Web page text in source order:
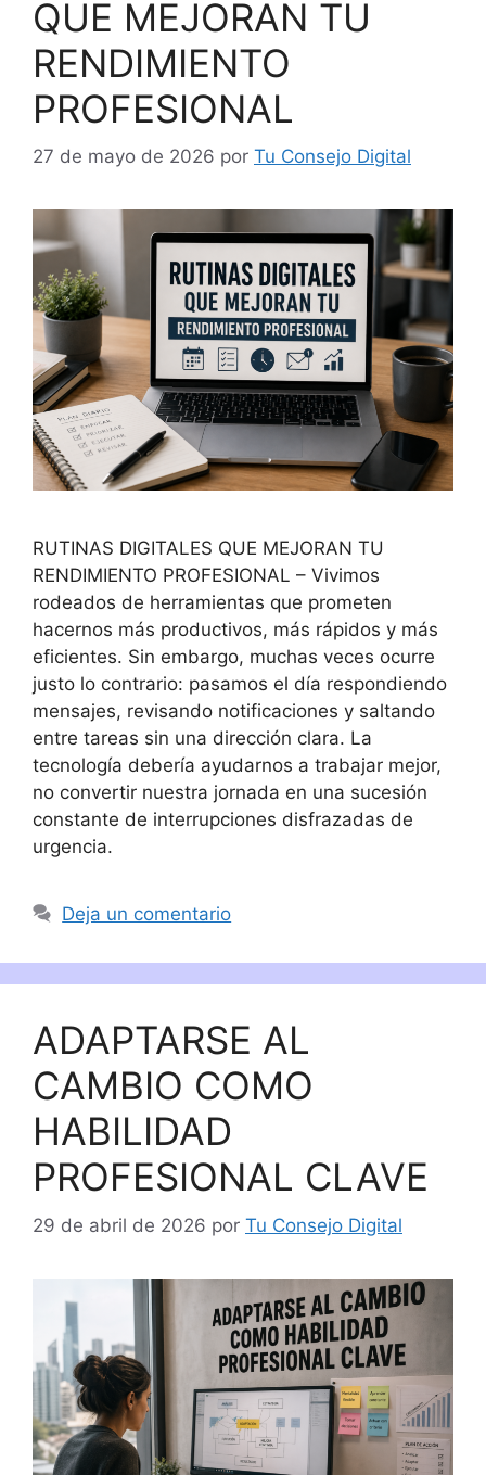
QUE MEJORAN TU
RENDIMIENTO
PROFESIONAL
27 de mayo de 2026 por Tu Consejo Digital
RUTINAS DIGITALES QUE MEJORAN TU
RENDIMIENTO PROFESIONAL – Vivimos
rodeados de herramientas que prometen
hacernos más productivos, más rápidos y más
eficientes. Sin embargo, muchas veces ocurre
justo lo contrario: pasamos el día respondiendo
mensajes, revisando notificaciones y saltando
entre tareas sin una dirección clara. La
tecnología debería ayudarnos a trabajar mejor,
no convertir nuestra jornada en una sucesión
constante de interrupciones disfrazadas de
urgencia.
Deja un comentario
ADAPTARSE AL
CAMBIO COMO
HABILIDAD
PROFESIONAL CLAVE
29 de abril de 2026 por Tu Consejo Digital